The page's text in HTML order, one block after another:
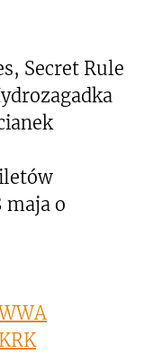
Secret Rule
maja o